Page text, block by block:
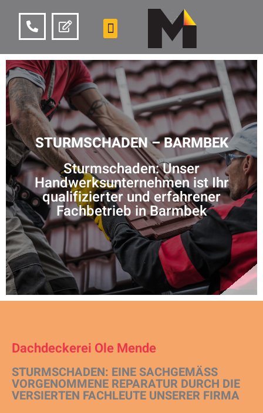
STURMSCHADEN – BARMBEK
Sturmschaden: Unser
Handwerksunternehmen ist Ihr
qualifizierter und erfahrener
Fachbetrieb in Barmbek
Dachdeckerei Ole Mende
STURMSCHADEN: EINE SACHGEMÄSS V
ORGENOMMENE REPARATUR DURCH DIE V
ERSIERTEN FACHLEUTE UNSERER FIRMA